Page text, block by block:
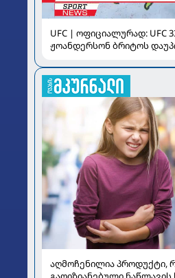
UFC | ოფიციალურად: UFC
ჟოანდერსონ ბრიტოს
აღმოჩენილია პროდუქტი,